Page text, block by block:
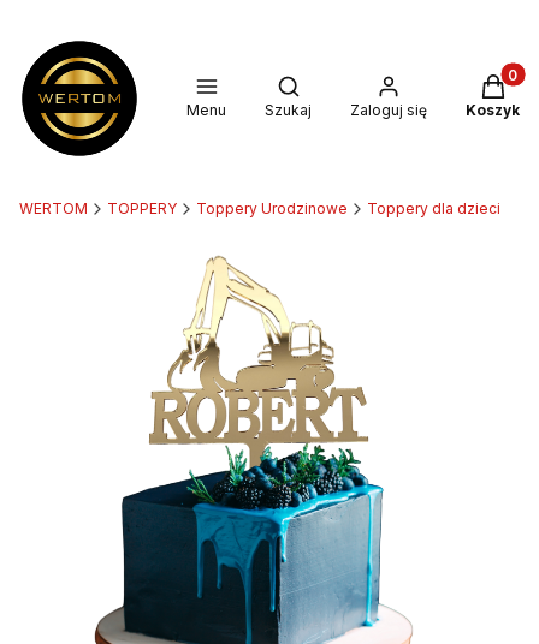
Menu
Otwórz wyszukiwarkę
Szukaj Zaloguj się Koszyk
WERTOM TOPPERY Toppery Urodzinowe Toppery dla dzieci